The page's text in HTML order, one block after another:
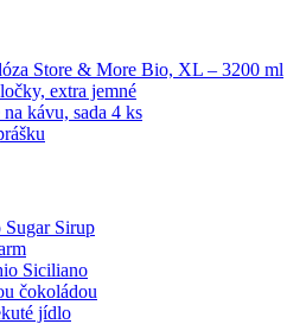
Store & More Bio, XL – 3200 ml
extra jemné
kávu, sada 4 ks
Sirup
Siciliano
čokoládou
jídlo